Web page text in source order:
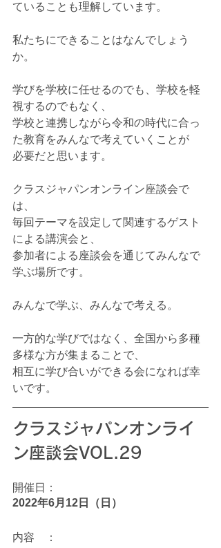
ていることも理解しています。
私たちにできることはなんでしょう
か。
学びを学校に任せるのでも、学校を軽
視するのでもなく、
学校と連携しながら令和の時代に合っ
た教育をみんなで考えていくことが
必要だと思います。
クラスジャパンオンライン座談会で
は、
毎回テーマを設定して関連するゲスト
による講演会と、
参加者による座談会を通じてみんなで
学ぶ場所です。
みんなで学ぶ、みんなで考える。
一方的な学びではなく、全国から多種
多様な方が集まることで、
相互に学び合いができる会になれば幸
いです。
クラスジャパンオンライ
ン座談会VOL.29
開催日：
2022年6月12日（日）
内容　：